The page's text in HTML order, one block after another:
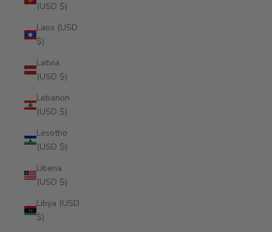
(USD $)
Laos (USD
$)
Latvia
(USD $)
Lebanon
(USD $)
Lesotho
(USD $)
Liberia
(USD $)
Libya (USD
$)